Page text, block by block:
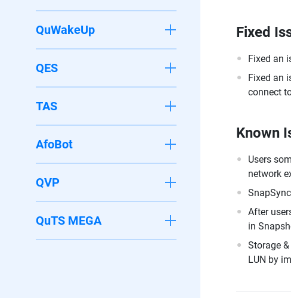
QuWakeUp
QES
TAS
AfoBot
QVP
QuTS MEGA
Fixed
Fixed an
Fixed an
connect
Known
Users
network
After
in
Storage
LUN by